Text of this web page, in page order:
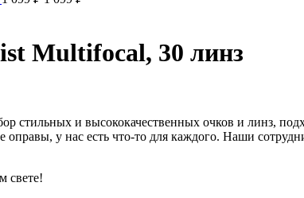
Multifocal, 30 линз
стильных и высококачественных очков и линз,
оправы, у нас есть что-то для каждого. Наши
свете!